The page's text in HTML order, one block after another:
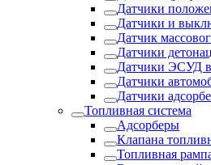
Датчики
Датчики и
Датчик
Датчики
Датчики ЭСУД
Датчики
Датчики
Топливная система
Адсорберы
Клапана
Топливная